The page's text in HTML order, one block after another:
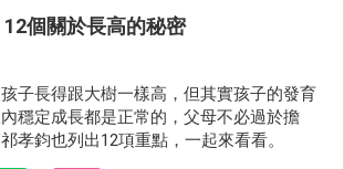
個關於長高的秘密
子長得跟大樹一樣高，但其實孩子的發育
穩定成長都是正常的，父母不必過於擔
孝鈞也列出12項重點，一起來看看。